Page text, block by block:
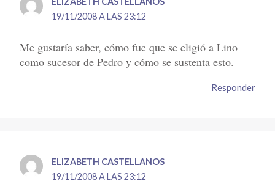
19/11/2008 A LAS 23:12
Me gustaría saber, cómo fue que se eligió a Lino
como sucesor de Pedro y cómo se sustenta esto.
Responder
ELIZABETH CASTELLANOS
19/11/2008 A LAS 23:12